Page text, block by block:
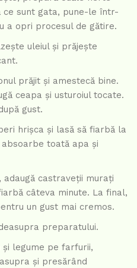
ce sunt gata, pune-le într-
a opri procesul de gătire.
uleiul și prăjește
prăjit și amestecă bine.
ceapa și usturoiul tocate.
gust.
hrișca și lasă să fiarbă la
toată apa și
castraveții murați
câteva minute. La final,
un gust mai cremos.
preparatului.
legume pe farfurii,
și presărând